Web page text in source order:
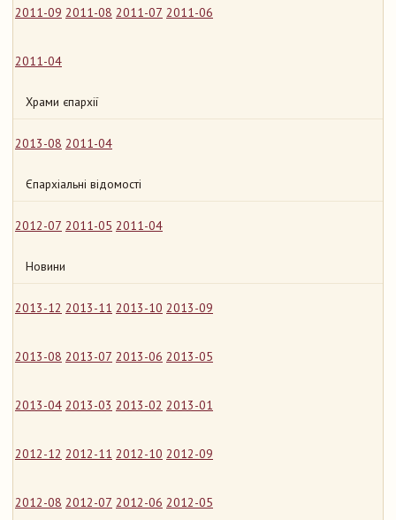
2011-09 2011-08 2011-07 2011-06
2011-04
Храми єпархії
2013-08 2011-04
Єпархіальні відомості
2012-07 2011-05 2011-04
Новини
2013-12 2013-11 2013-10 2013-09
2013-08 2013-07 2013-06 2013-05
2013-04 2013-03 2013-02 2013-01
2012-12 2012-11 2012-10 2012-09
2012-08 2012-07 2012-06 2012-05